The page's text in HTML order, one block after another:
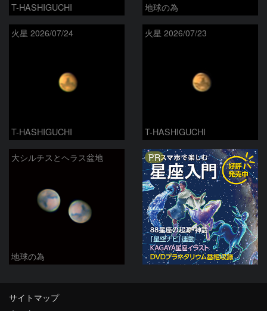
T-HASHIGUCHI 地球の為
火星 2026/07/24
T-HASHIGUCHI
火星 2026/07/23
T-HASHIGUCHI
大シルチスとヘラス盆地
地球の為
PR
サイトマップ